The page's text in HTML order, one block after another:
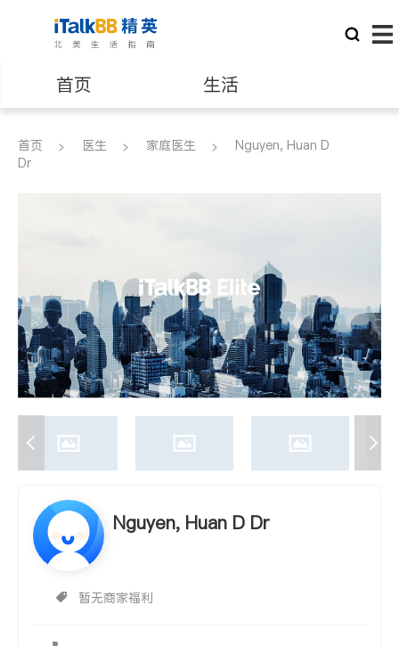
首页 生活
医生 律师
建筑装修
首页 医生 家庭医生
Nguyen, Huan D
Dr
Nguyen, Huan D Dr
暂无商家福利